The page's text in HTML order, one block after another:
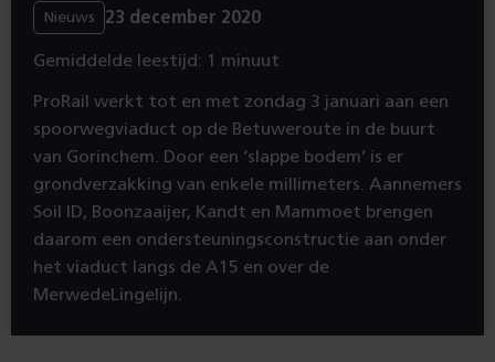
Nieuws 23 december 2020
Gemiddelde leestijd: 1 minuut
ProRail werkt tot en met zondag 3 januari aan een
spoorwegviaduct op de Betuweroute in de buurt
van Gorinchem. Door een ‘slappe bodem’ is er
grondverzakking van enkele millimeters. Aannemers
Soil ID, Boonzaaijer, Kandt en Mammoet brengen
daarom een ondersteuningsconstructie aan onder
het viaduct langs de A15 en over de
MerwedeLingelijn.